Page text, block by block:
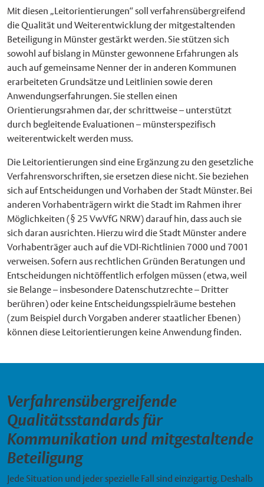
Mit diesen „Leitorientierungen“ soll verfahrensübergreifend
die Qualität und Weiterentwicklung der mitgestaltenden
Beteiligung in Münster gestärkt werden. Sie stützen sich
sowohl auf bislang in Münster gewonnene Erfahrungen als
auch auf gemeinsame Nenner der in anderen Kommunen
erarbeiteten Grundsätze und Leitlinien sowie deren
Anwendungserfahrungen. Sie stellen einen
Orientierungsrahmen dar, der schrittweise – unterstützt
durch begleitende Evaluationen – münsterspezifisch
weiterentwickelt werden muss.
Die Leitorientierungen sind eine Ergänzung zu den gesetzliche
Verfahrensvorschriften, sie ersetzen diese nicht. Sie beziehen
sich auf Entscheidungen und Vorhaben der Stadt Münster. Bei
anderen Vorhabenträgern wirkt die Stadt im Rahmen ihrer
Möglichkeiten (§ 25 VwVfG NRW) darauf hin, dass auch sie
sich daran ausrichten. Hierzu wird die Stadt Münster andere
Vorhabenträger auch auf die VDI-Richtlinien 7000 und 7001
verweisen. Sofern aus rechtlichen Gründen Beratungen und
Entscheidungen nichtöffentlich erfolgen müssen (etwa, weil
sie Belange – insbesondere Datenschutzrechte – Dritter
berühren) oder keine Entscheidungsspielräume bestehen
(zum Beispiel durch Vorgaben anderer staatlicher Ebenen)
können diese Leitorientierungen keine Anwendung finden.
Verfahrensübergreifende
Qualitätsstandards für
Kommunikation und mitgestaltende
Beteiligung
Jede Situation und jeder spezielle Fall sind einzigartig. Deshalb